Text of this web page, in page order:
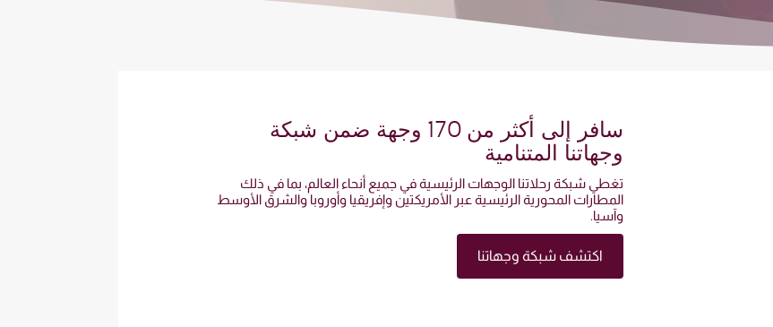
سافر إلى أكثر من 170 وجهة ضمن شبكة
وجهاتنا المتنامية
تغطي شبكة رحلاتنا الوجهات الرئيسية في جميع أنحاء العالم، بما في ذلك
المطارات المحورية الرئيسية عبر الأمريكتين وإفريقيا وأوروبا والشرق الأوسط
وآسيا.
اكتشف شبكة وجهاتنا